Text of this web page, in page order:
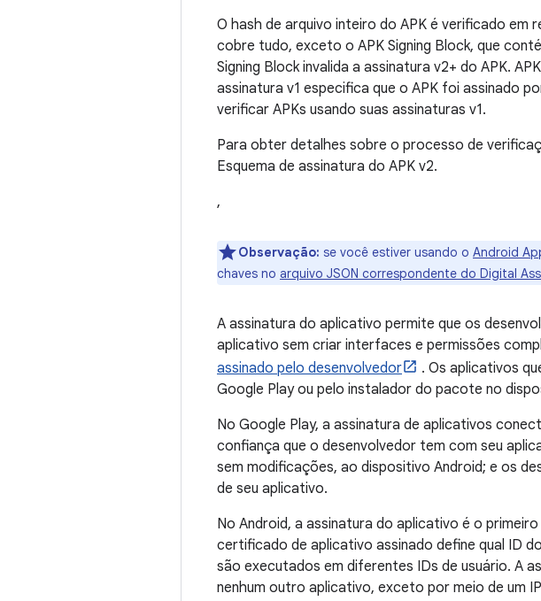
O hash de arquivo inteiro do APK é verificado em
cobre tudo, exceto o APK Signing Block, que
Signing Block invalida a assinatura v2+ do APK.
assinatura v1 especifica que o APK foi assinado
verificar APKs usando suas assinaturas v1.
Para obter detalhes sobre o processo de
Esquema de assinatura do APK v2.
,
Observação: se você estiver usando o Android
chaves no arquivo JSON correspondente do Digital
A assinatura do aplicativo permite que os
aplicativo sem criar interfaces e permissões
assinado pelo desenvolvedor
. Os aplicativos
Google Play ou pelo instalador do pacote no
No Google Play, a assinatura de aplicativos
confiança que o desenvolvedor tem com seu
sem modificações, ao dispositivo Android; e os
de seu aplicativo.
No Android, a assinatura do aplicativo é o
certificado de aplicativo assinado define qual ID
são executados em diferentes IDs de usuário. A
nenhum outro aplicativo, exceto por meio de um